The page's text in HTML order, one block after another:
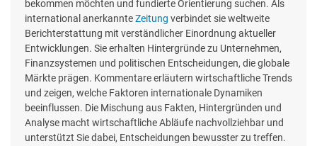
bekommen möchten und fundierte Orientierung suchen. Als
international anerkannteZeitung verbindet sie weltweite
Berichterstattung mit verständlicher Einordnung aktueller
Entwicklungen. Sie erhalten Hintergründe zu Unternehmen,
Finanzsystemen und politischen Entscheidungen, die globale
Märkte prägen. Kommentare erläutern wirtschaftliche Trends
und zeigen, welche Faktoren internationale Dynamiken
beeinflussen. Die Mischung aus Fakten, Hintergründen und
Analyse macht wirtschaftliche Abläufe nachvollziehbar und
unterstützt Sie dabei, Entscheidungen bewusster zu treffen.